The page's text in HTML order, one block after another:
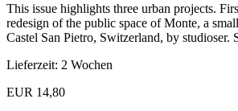
This issue highlights three urban projects.
redesign of the public space of Monte, a
Castel San Pietro, Switzerland, by studioser.
Lieferzeit: 2 Wochen
EUR 14,80